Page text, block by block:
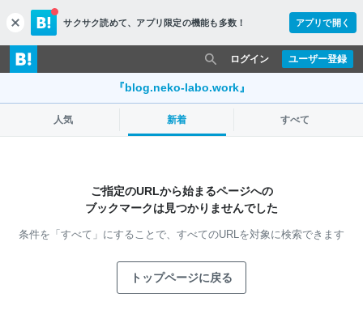
c
l
o
s
サクサク読めて、 アプリ限定の機能も多数！ アプリで開く
ユーザー登録
ログイン
『blog.neko-labo.work』
人気 新着 すべて
ご指定のURLから始まるページへの
ブックマークは見つかりませんでした
条件を「すべて」にすることで、 すべてのURLを対象に検索できます
トップページに戻る